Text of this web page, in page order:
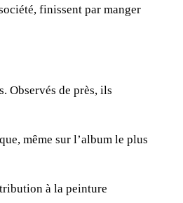
finissent par manger
Observés de près, ils
même sur l’album le plus
à la peinture